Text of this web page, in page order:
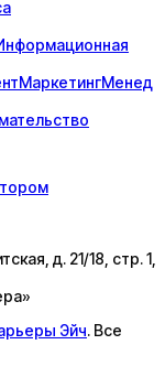
МаркетингМенед
д. 21/18, стр. 1,
Эйч. Все